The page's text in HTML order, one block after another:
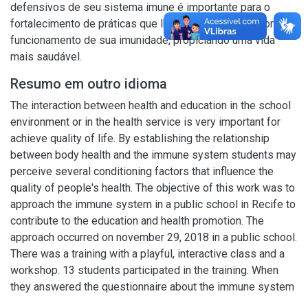
defensivos de seu sistema imune é importante para o
fortalecimento de práticas que lhes auxiliem ao melhor
funcionamento de sua imunidade, propiciando uma vida
mais saudável.
Resumo em outro idioma
The interaction between health and education in the school
environment or in the health service is very important for
achieve quality of life. By establishing the relationship
between body health and the immune system students may
perceive several conditioning factors that influence the
quality of people's health. The objective of this work was to
approach the immune system in a public school in Recife to
contribute to the education and health promotion. The
approach occurred on november 29, 2018 in a public school.
There was a training with a playful, interactive class and a
workshop. 13 students participated in the training. When
they answered the questionnaire about the immune system